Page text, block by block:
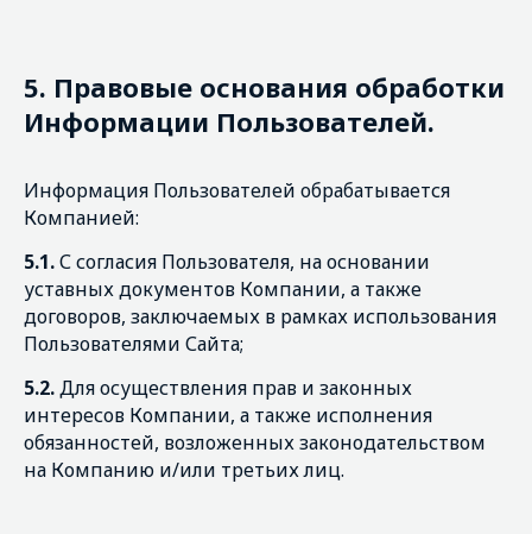
5. Правовые основания обработки
Информации Пользователей.
Информация Пользователей обрабатывается
Компанией:
5.1.С согласия Пользователя, на основании
уставных документов Компании, а также
договоров, заключаемых в рамках использования
Пользователями Сайта;
5.2.Для осуществления прав и законных
интересов Компании, а также исполнения
обязанностей, возложенных законодательством
на Компанию и/или третьих лиц.